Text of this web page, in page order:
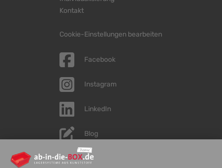
Kontakt
Cookie-Einstellungen bearbeiten
Facebook
Instagram
LinkedIn
Blog
YouTube